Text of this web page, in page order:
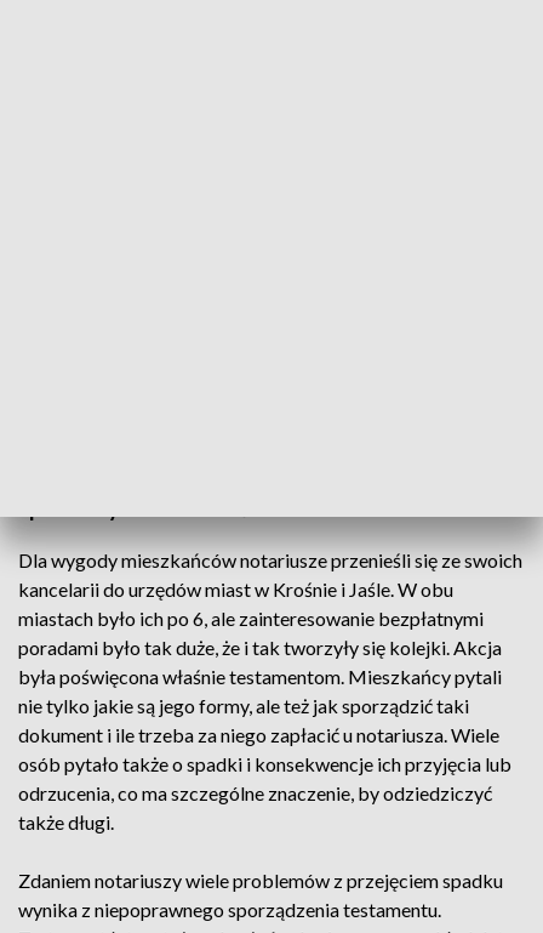
Dla wygody mieszkańców notariusze przenieśli się ze swoich
kancelarii do urzędów miast w Krośnie i Jaśle. W obu
miastach było ich po 6, ale zainteresowanie bezpłatnymi
poradami było tak duże, że i tak tworzyły się kolejki. Akcja
była poświęcona właśnie testamentom. Mieszkańcy pytali
nie tylko jakie są jego formy, ale też jak sporządzić taki
dokument i ile trzeba za niego zapłacić u notariusza. Wiele
osób pytało także o spadki i konsekwencje ich przyjęcia lub
odrzucenia, co ma szczególne znaczenie, by odziedziczyć
także długi.
Zdaniem notariuszy wiele problemów z przejęciem spadku
wynika z niepoprawnego sporządzenia testamentu.